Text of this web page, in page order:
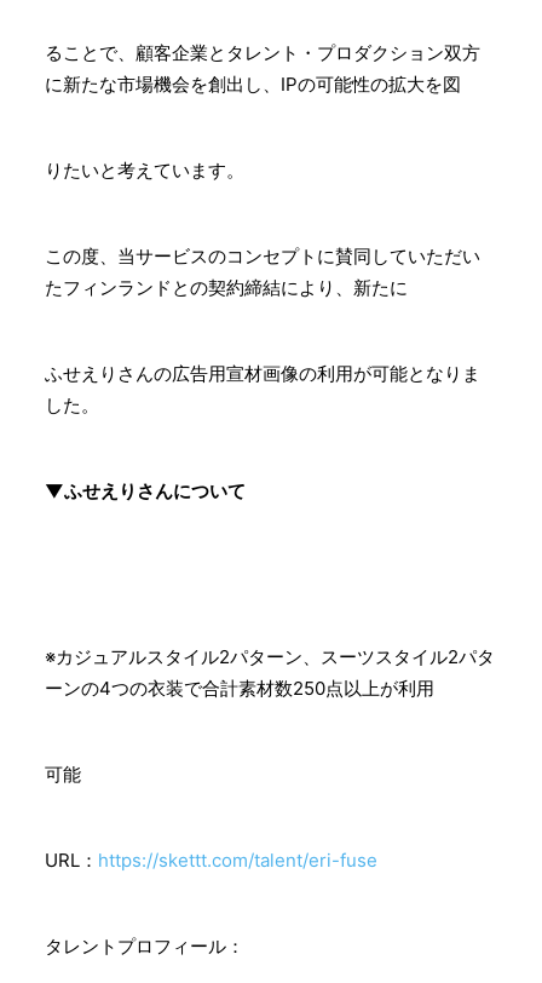
ることで、顧客企業とタレント・プロダクション双方
に新たな市場機会を創出し、IPの可能性の拡大を図
りたいと考えています。
この度、当サービスのコンセプトに賛同していただい
たフィンランドとの契約締結により、新たに
ふせえりさんの広告用宣材画像の利用が可能となりま
した。
▼ふせえりさんについて
※カジュアルスタイル2パターン、スーツスタイル2パタ
ーンの4つの衣装で合計素材数250点以上が利用
可能
URL： https://skettt.com/talent/eri-fuse
タレントプロフィール：